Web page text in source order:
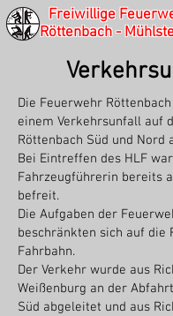
Freiwillige
Röttenbach -
Die Feuerwehr
einem Verkehrsunfall auf
Röttenbach Süd und Nord
Bei Eintreffen des HLF
Fahrzeugführerin bereits
befreit.
Die Aufgaben der
beschränkten sich auf die
Fahrbahn.
Der Verkehr wurde aus
Weißenburg an der
Süd abgeleitet und aus